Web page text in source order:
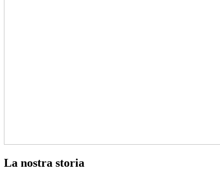
La nostra storia